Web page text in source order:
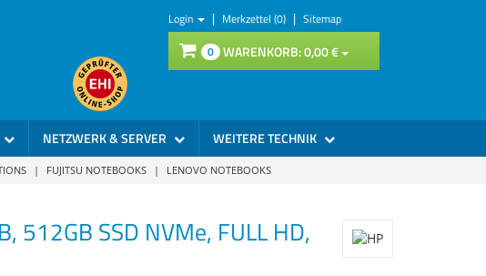
Login | Merkzettel (0) | Sitemap
0 WARENKORB:0,00€
NETZWERK & SERVER WEITERE TECHNIK
| FUJITSU NOTEBOOKS | LENOVO NOTEBOOKS
SSD NVMe, FULL HD,